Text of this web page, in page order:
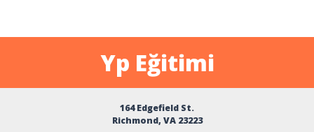
Yp Eğitimi
164 Edgefield St.
Richmond, VA 23223